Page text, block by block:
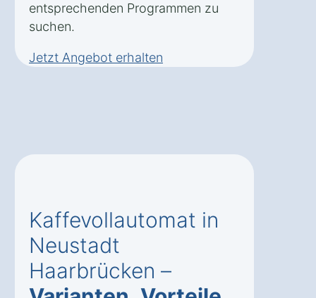
entsprechenden Programmen zu
suchen.
Jetzt Angebot erhalten
Kaffevollautomat in
Neustadt
Haarbrücken –